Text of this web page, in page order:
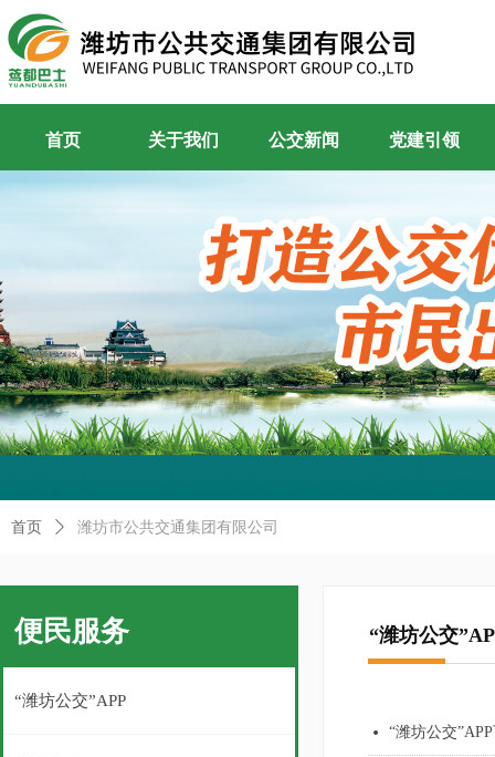
首页 关于我们 公交新闻 党建引领
首页 ꄲ 潍坊市公共交通集团有限公司
“潍坊公交
넸 “潍坊公交
便民服务
“潍坊公交”APP